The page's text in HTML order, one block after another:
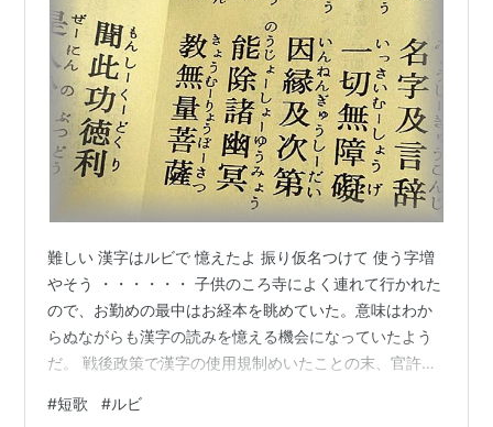
難しい 漢字はルビで 憶えたよ 振り仮名つけて 使う字増
やそう ・・・・・・ 子供のころ寺によく連れて行かれた
ので、お勤めの最中はお経本を眺めていた。意味はわか
らぬながらも漢字の読みを憶える機会になっていたよう
だ。 戦後政策で漢字の使用規制めいたことの末、官許漢
誌のお誕生おめでとうコーナーの子供の名前にルビが振
#短歌 #ルビ